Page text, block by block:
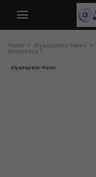
Home Alyaexpress-News
douloureux ?
Alyaexpress-News